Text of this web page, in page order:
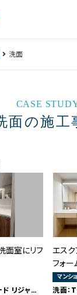
洗面
CASE
面の施工
面室にリフ
洗面：タカラスタンダード リジャスト
エス
フォ
マンシ
洗面：